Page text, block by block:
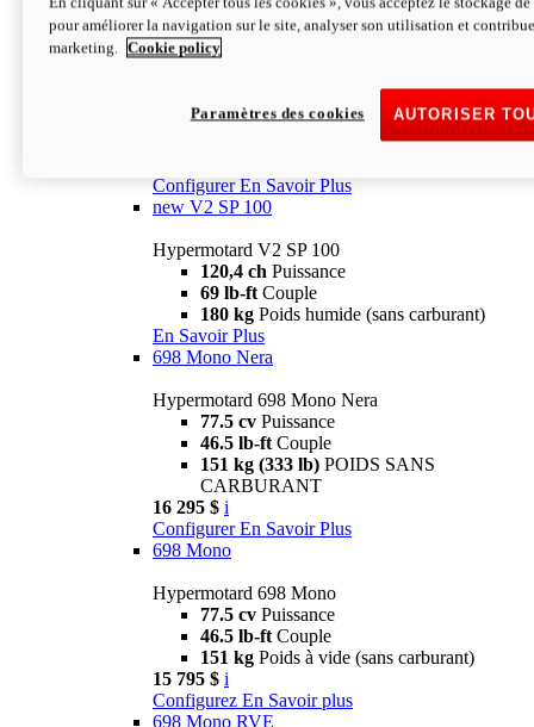
Configurer En Savoir Plus
newV2 SP
69 lb-ftCouple
Poids humide (sans carburant)
Configurer En Savoir Plus
new V2 SP 100
Hypermotard V2 SP 100
120,4 ch Puissance
69 lb-ft Couple
180 kg Poids humide (sans carburant)
En Savoir Plus
698 Mono Nera
Hypermotard 698 Mono Nera
77.5 cv Puissance
46.5 lb-ft Couple
151 kg (333 lb) POIDS SANS
CARBURANT
16 295 $ i
Configurer En Savoir Plus
698 Mono
Hypermotard 698 Mono
77.5 cv Puissance
46.5 lb-ft Couple
151 kg Poids à vide (sans carburant)
15 795 $ i
Configurez En Savoir plus
698 Mono RVE
pour améliorer la navigation sur le site, analyser son utilisation et
marketing.
Cookie policy
AUTORISER
Paramètres des cookies